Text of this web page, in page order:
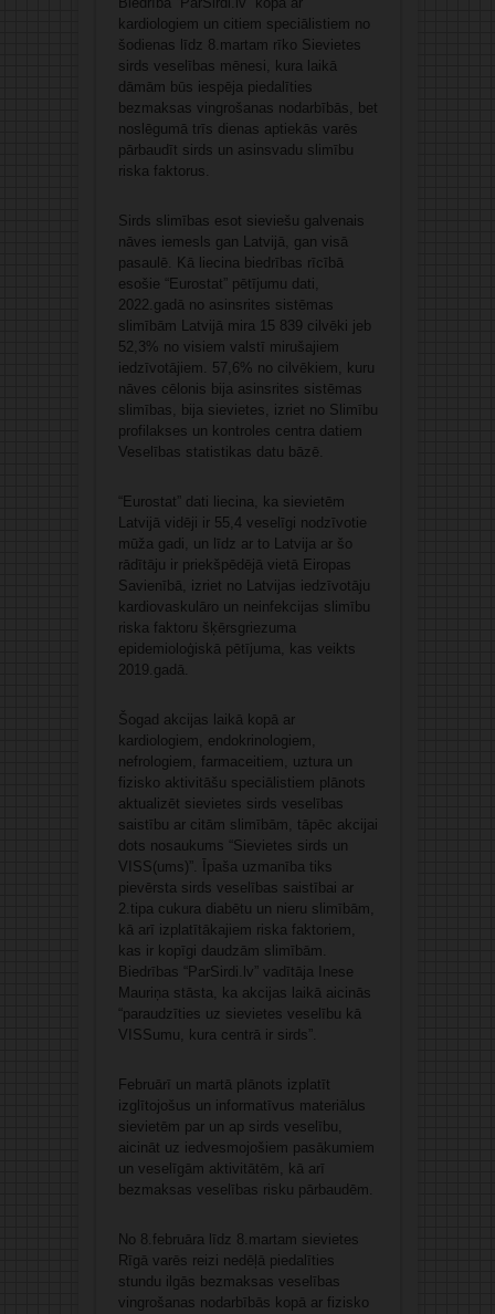
kardiologiem un citiem speciālistiem no
šodienas līdz 8.martam rīko Sievietes
sirds veselības mēnesi, kura laikā
dāmām būs iespēja piedalīties
bezmaksas vingrošanas nodarbībās, bet
noslēgumā trīs dienas aptiekās varēs
pārbaudīt sirds un asinsvadu slimību
riska faktorus.
Sirds slimības esot sieviešu galvenais
nāves iemesls gan Latvijā, gan visā
pasaulē. Kā liecina biedrības rīcībā
esošie “Eurostat” pētījumu dati,
2022.gadā no asinsrites sistēmas
slimībām Latvijā mira 15 839 cilvēki jeb
52,3% no visiem valstī mirušajiem
iedzīvotājiem. 57,6% no cilvēkiem, kuru
nāves cēlonis bija asinsrites sistēmas
slimības, bija sievietes, izriet no Slimību
profilakses un kontroles centra datiem
Veselības statistikas datu bāzē.
“Eurostat” dati liecina, ka sievietēm
Latvijā vidēji ir 55,4 veselīgi nodzīvotie
mūža gadi, un līdz ar to Latvija ar šo
rādītāju ir priekšpēdējā vietā Eiropas
Savienībā, izriet no Latvijas iedzīvotāju
kardiovaskulāro un neinfekcijas slimību
riska faktoru šķērsgriezuma
epidemioloģiskā pētījuma, kas veikts
2019.gadā.
Šogad akcijas laikā kopā ar
kardiologiem, endokrinologiem,
nefrologiem, farmaceitiem, uztura un
fizisko aktivitāšu speciālistiem plānots
aktualizēt sievietes sirds veselības
saistību ar citām slimībām, tāpēc akcijai
dots nosaukums “Sievietes sirds un
VISS(ums)”. Īpaša uzmanība tiks
pievērsta sirds veselības saistībai ar
2.tipa cukura diabētu un nieru slimībām,
kā arī izplatītākajiem riska faktoriem,
kas ir kopīgi daudzām slimībām.
Biedrības “ParSirdi.lv” vadītāja Inese
Mauriņa stāsta, ka akcijas laikā aicinās
“paraudzīties uz sievietes veselību kā
VISSumu, kura centrā ir sirds”.
Februārī un martā plānots izplatīt
izglītojošus un informatīvus materiālus
sievietēm par un ap sirds veselību,
aicināt uz iedvesmojošiem pasākumiem
un veselīgām aktivitātēm, kā arī
bezmaksas veselības risku pārbaudēm.
No 8.februāra līdz 8.martam sievietes
Rīgā varēs reizi nedēļā piedalīties
stundu ilgās bezmaksas veselības
vingrošanas nodarbībās kopā ar fizisko